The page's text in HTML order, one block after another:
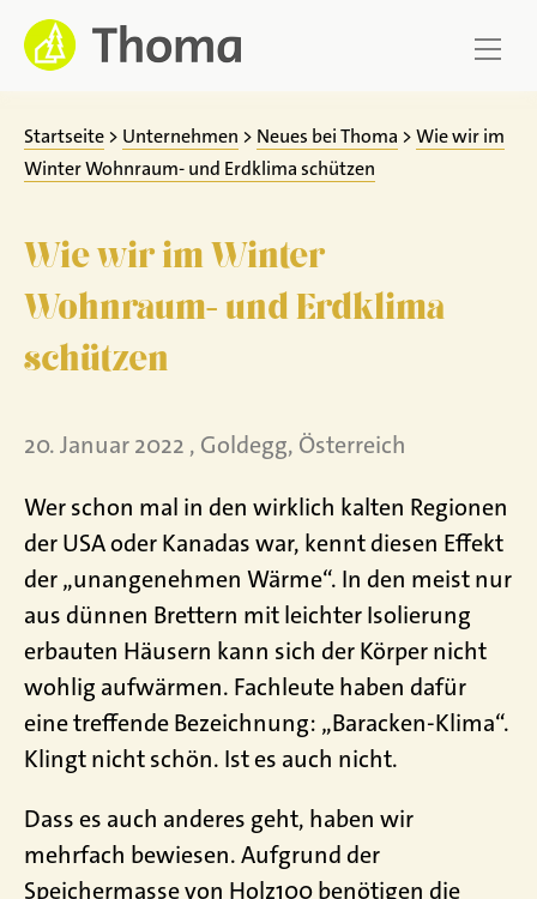
Zum
Inhalt
springen
Startseite > Unternehmen > Neues bei Thoma >Wie wir im
Winter Wohnraum- und Erdklima schützen
Wie wir im Winter
Wohnraum- und Erdklima
schützen
20. Januar 2022 , Goldegg, Österreich
Wer schon mal in den wirklich kalten Regionen
der USA oder Kanadas war, kennt diesen Effekt
der „unangenehmen Wärme“. In den meist nur
aus dünnen Brettern mit leichter Isolierung
erbauten Häusern kann sich der Körper nicht
wohlig aufwärmen. Fachleute haben dafür
eine treffende Bezeichnung: „Baracken-Klima“.
Klingt nicht schön. Ist es auch nicht.
Dass es auch anderes geht, haben wir
mehrfach bewiesen. Aufgrund der
Speichermasse von Holz100 benötigen die